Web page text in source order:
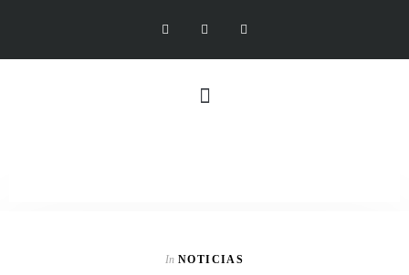
In NOTICIAS